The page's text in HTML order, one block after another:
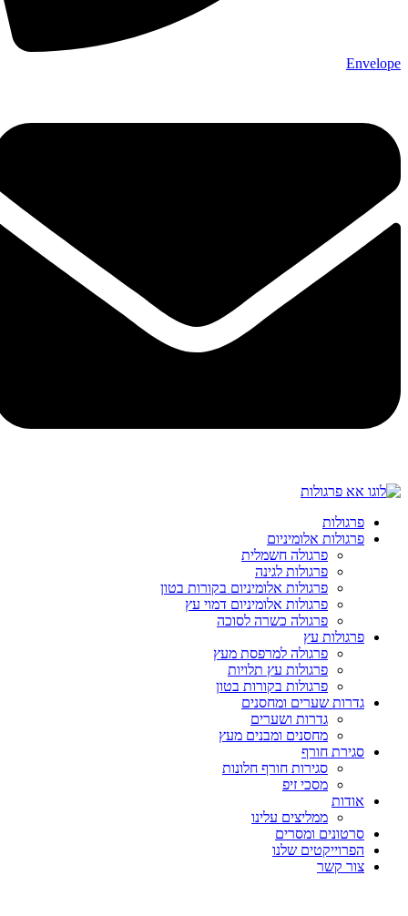
Envelope
פרגולות
פרגולות אלומיניום
פרגולה חשמלית
פרגולות לגינה
פרגולות אלומיניום בקורות בטון
פרגולות אלומיניום דמוי עץ
פרגולה כשרה לסוכה
פרגולות עץ
פרגולה למרפסת מעץ
פרגולות עץ תלויות
פרגולות בקורות בטון
גדרות שערים ומחסנים
גדרות ושערים
מחסנים ומבנים מעץ
סגירת חורף
סגירות חורף חלונות
מסכי זיפ
אודות
ממליצים עלינו
סרטונים ומסרים
הפרוייקטים שלנו
צור קשר